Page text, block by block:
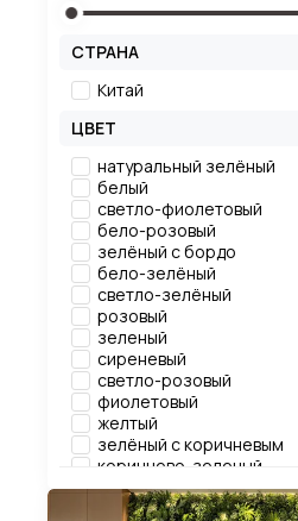
СТРАНА
Китай
ЦВЕТ
натуральный зелёный
белый
светло-фиолетовый
бело-розовый
зелёный с бордо
бело-зелёный
светло-зелёный
розовый
зеленый
сиреневый
светло-розовый
фиолетовый
желтый
зелёный с коричневым
коричнево-зеленый
коричневый
светло-жёлтый